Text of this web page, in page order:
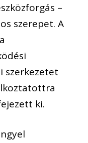
–
szerepet. A
szerkezetet
ki.